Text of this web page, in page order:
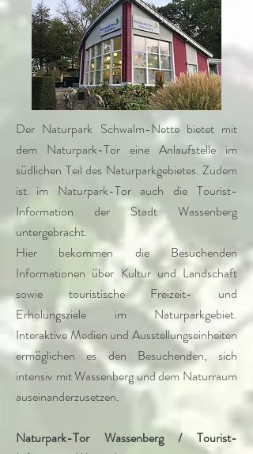
Der Naturpark Schwalm-Nette bietet mit
dem Naturpark-Tor eine Anlaufstelle im
südlichen Teil des Naturparkgebietes. Zudem
ist im Naturpark-Tor auch die Tourist-
Information der Stadt Wassenberg
untergebracht.
Hier bekommen die Besuchenden
Informationen über Kultur und Landschaft
sowie touristische Freizeit- und
Erholungsziele im Naturparkgebiet.
Interaktive Medien und Ausstellungseinheiten
ermöglichen es den Besuchenden, sich
intensiv mit Wassenberg und dem Naturraum
auseinanderzusetzen.
Naturpark-Tor Wassenberg / Tourist-